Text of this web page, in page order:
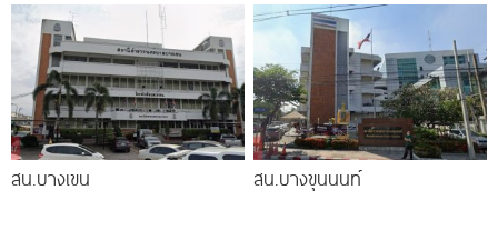
สน.บางเขน สน.บางขุนนนท์